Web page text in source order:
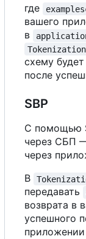
где
вашего
в
схему
после
SBP
С помощью
через СБП
через
В
передавать
возврата в
успешного
приложении